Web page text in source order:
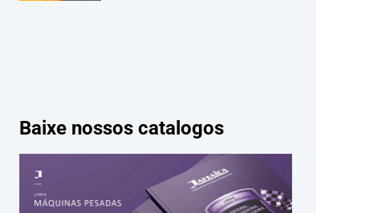
Baixe nossos catalogos